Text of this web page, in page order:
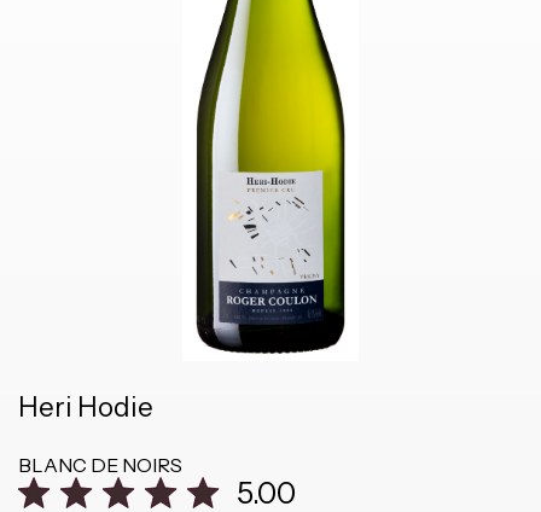
Heri Hodie
BLANC DE NOIRS
5.00